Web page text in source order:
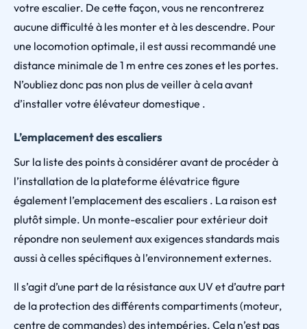
votre escalier. De cette façon, vous ne rencontrerez
aucune difficulté à les monter et à les descendre. Pour
une locomotion optimale, il est aussi recommandé une
distance minimale de 1 m entre ces zones et les portes.
N’oubliez donc pas non plus de veiller à cela avant
d’installer votre élévateur domestique .
L’emplacement des escaliers
Sur la liste des points à considérer avant de procéder à
l’installation de la plateforme élévatrice figure
également l’emplacement des escaliers . La raison est
plutôt simple. Un monte-escalier pour extérieur doit
répondre non seulement aux exigences standards mais
aussi à celles spécifiques à l’environnement externes.
Il s’agit d’une part de la résistance aux UV et d’autre part
de la protection des différents compartiments (moteur,
centre de commandes) des intempéries. Cela n’est pas